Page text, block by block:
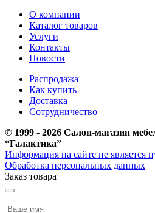
О компании
Каталог товаров
Услуги
Контакты
Новости
Распродажа
Как купить
Доставка
Сотрудничество
© 1999 - 2026 Салон-магазин
“Галактика”
Информация на сайте не является
Обработка персональных данных
Заказ товара